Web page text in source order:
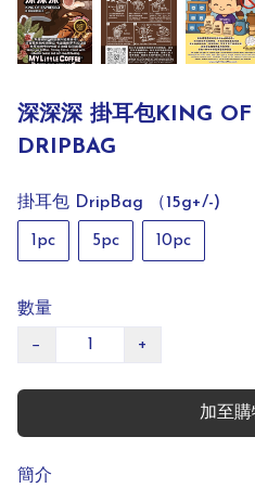
深深深 掛耳包KING OF
DRIPBAG
掛耳包 DripBag （15g+/-)
1pc 5pc 10pc
數量
− +
加至
簡介